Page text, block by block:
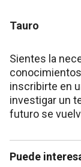
Tauro
Sientes la
inscribirte en
investigar un
futuro se
Puede